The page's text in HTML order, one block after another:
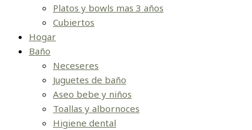
Platos y bowls mas 3 años
Cubiertos
Hogar
Baño
Neceseres
Juguetes de baño
Aseo bebe y niños
Toallas y albornoces
Higiene dental